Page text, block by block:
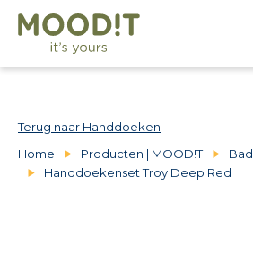
CONTACT
Terug naar Handdoeken
Home
Producten | MOOD!T Bad
Handdoekenset Troy Deep Red